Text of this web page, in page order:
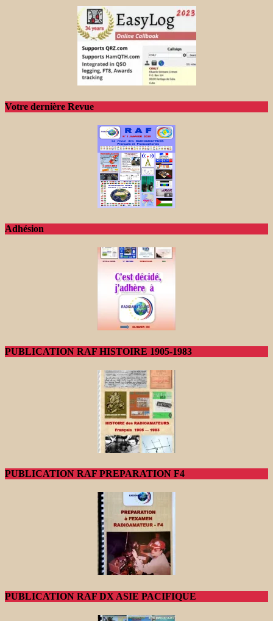
Votre dernière Revue
Adhésion
PUBLICATION RAF HISTOIRE 1905-1983
PUBLICATION RAF PREPARATION F4
PUBLICATION RAF DX ASIE PACIFIQUE